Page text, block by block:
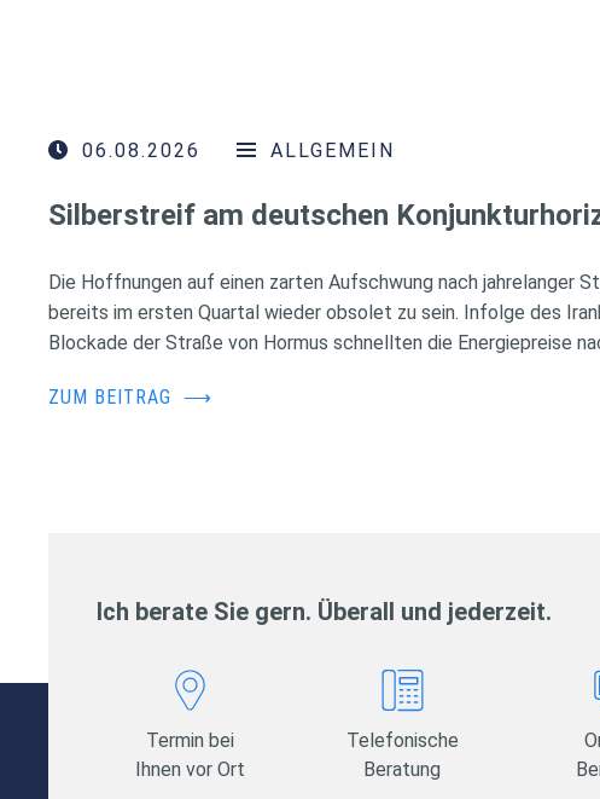
06.08.2026 ALLGEMEIN
Silberstreif am deutschen
Die Hoffnungen auf einen zarten Aufschwung nach jahrelanger
bereits im ersten Quartal wieder obsolet zu sein. Infolge des
Blockade der Straße von Hormus schnellten die Energiepreise
ZUM BEITRAG ⟶
Ich berate Sie gern. Überall und jederzeit.
Termin bei
Ihnen vor Ort
Telefonische
Beratung